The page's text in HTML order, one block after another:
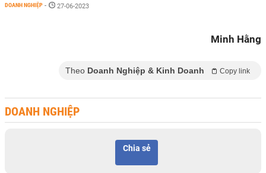
DOANH NGHIỆP - 27-06-2023
Minh Hằng
Theo Doanh Nghiệp & Kinh Doanh Copy link
DOANH NGHIỆP
Chia sẻ